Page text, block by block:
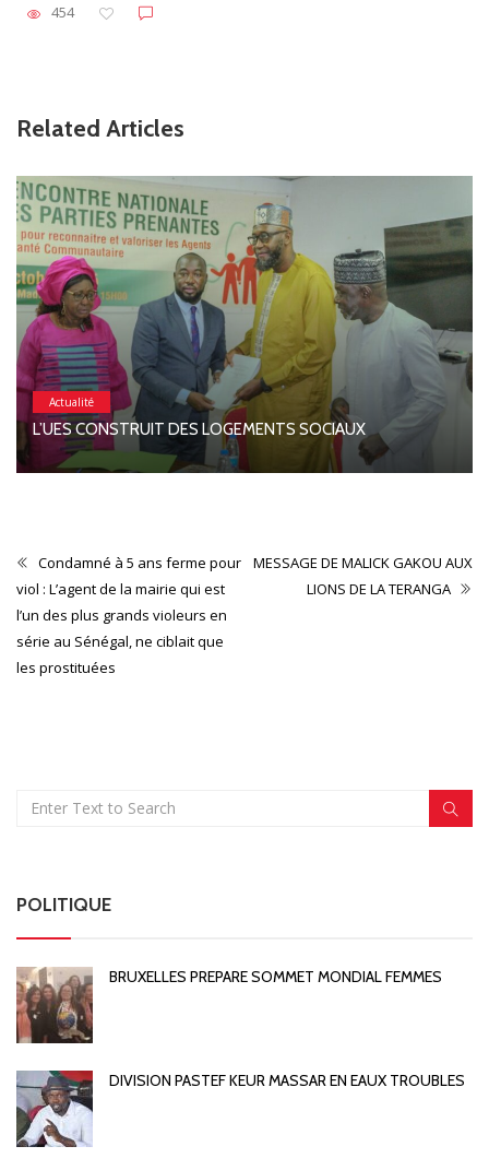
454
Related Articles
Actualité
L’UES CONSTRUIT DES LOGEMENTS SOCIAUX
Condamné à 5 ans ferme pour
viol : L’agent de la mairie qui est
l’un des plus grands violeurs en
série au Sénégal, ne ciblait que
les prostituées
MESSAGE DE MALICK GAKOU AUX
LIONS DE LA TERANGA
POLITIQUE
BRUXELLES PREPARE SOMMET MONDIAL FEMMES
DIVISION PASTEF KEUR MASSAR EN EAUX TROUBLES